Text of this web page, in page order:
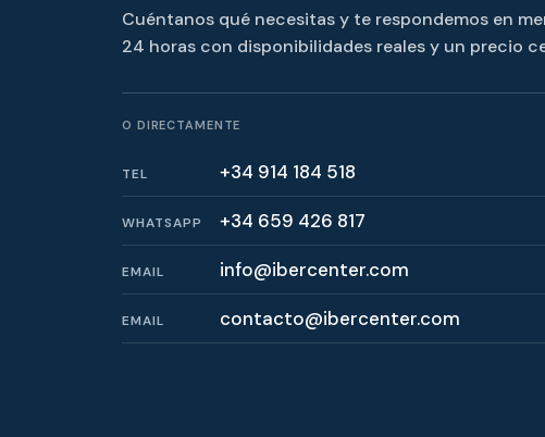
Cuéntanos qué necesitas y te respondemos en
24 horas con disponibilidades reales y un precio
O DIRECTAMENTE
TEL +34 914 184 518
WHATSAPP +34 659 426 817
EMAIL info@ibercenter.com
EMAIL contacto@ibercenter.com